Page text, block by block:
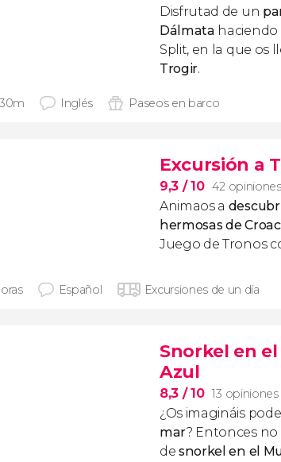
Disfrutad de un
Dálmata haciendo
Split, en la que os
Trogir.
Inglés Paseos en barco
Excursión a
9,3 / 10 42 opiniones
Animaos a
hermosas de
Juego de Tronos
Español Excursiones de un día
Snorkel en
Azul
8,3 / 10 13 opiniones
¿Os imagináis
mar? Entonces no
desnorkel en el